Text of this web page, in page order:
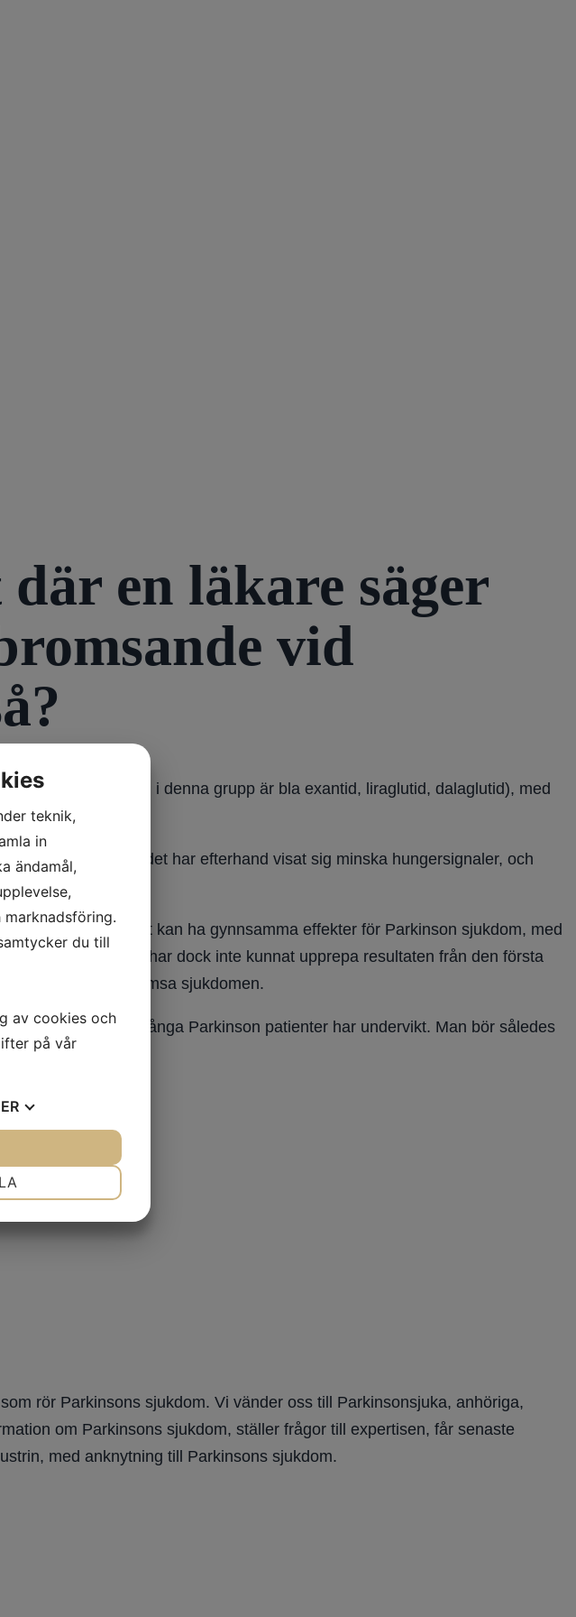
en läkare säger
vid
läkemedel i denna grupp är bla exantid, liraglutid, dalaglutid), med
(diabetes), och det har efterhand visat sig minska hungersignaler, och
indikerat att det kan ha gynnsamma effekter för Parkinson sjukdom, med
mm från UK har dock inte kunnat upprepa resultaten från den första
mot att kunna bromsa sjukdomen.
alltid bra då många Parkinson patienter har undervikt. Man bör således
rör Parkinsons sjukdom. Vi vänder oss till Parkinsonsjuka, anhöriga,
om Parkinsons sjukdom, ställer frågor till expertisen, får senaste
med anknytning till Parkinsons sjukdom.
teknik,
in
ändamål,
du till
av cookies och
på vår